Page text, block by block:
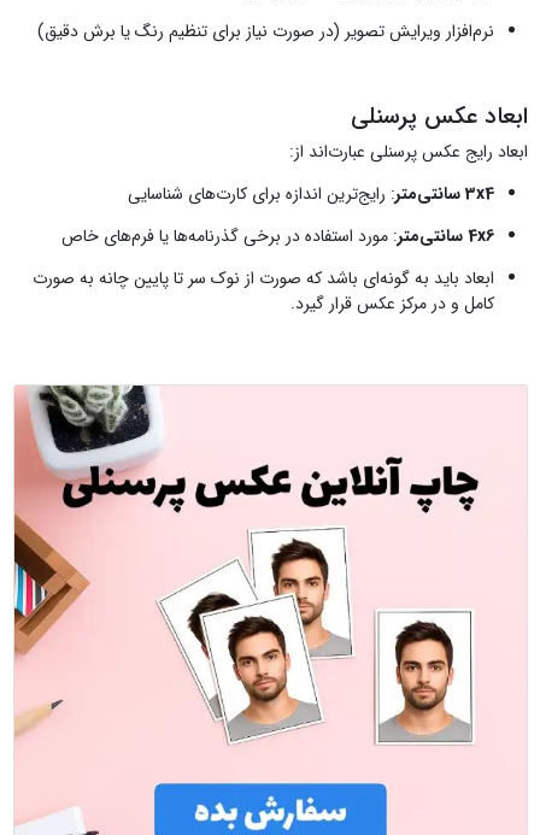
نرم‌افزار ویرایش تصویر (در صورت نیاز برای تنظیم رنگ یا برش دقیق)
ابعاد عکس پرسنلی
ابعاد رایج عکس پرسنلی عبارت‌اند از:
3x4 سانتی‌متر
: رایج‌ترین اندازه برای کارت‌های شناسایی
4x6 سانتی‌متر
: مورد استفاده در برخی گذرنامه‌ها یا فرم‌های خاص
ابعاد باید به گونه‌ای باشد که صورت از نوک سر تا پایین چانه به صورت
کامل و در مرکز عکس قرار گیرد.